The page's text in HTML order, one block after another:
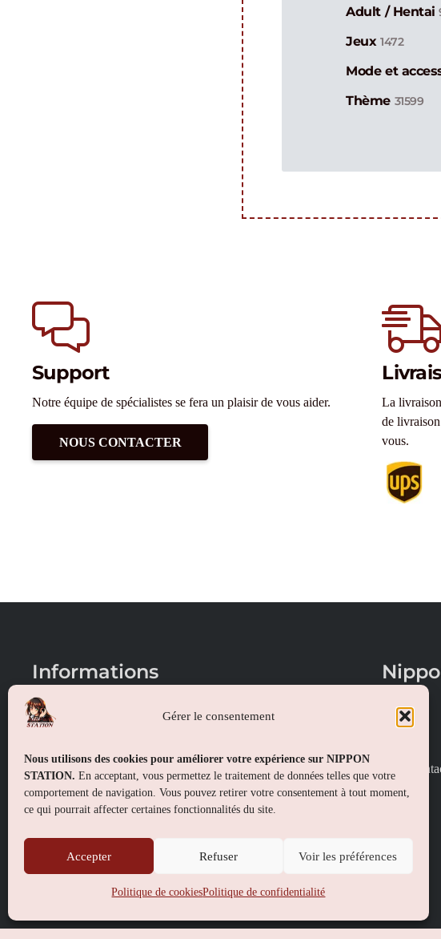
Gérer le consentement
Nous utilisons des cookies pour améliorer votre expérience sur NIPPON
STATION. En acceptant, vous permettez le traitement de données telles que votre
comportement de navigation. Vous pouvez retirer votre consentement à tout moment,
ce qui pourrait affecter certaines fonctionnalités du site.
Accepter Refuser Voir les préférences
Politique de cookiesPolitique de confidentialité
Adult / Hentai
Jeux 1472
Mode et
Thème 31599
Support
Notre équipe de spécialistes se fera un plaisir de vous aider.
NOUS CONTACTER
La
de
vous.
Informations
Conditions générales de vente
Politique de confidentialité
Politique de cookies (UE)
À propos
Nous